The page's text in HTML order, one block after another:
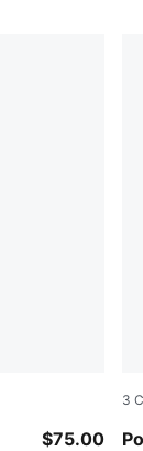
$75.00
3